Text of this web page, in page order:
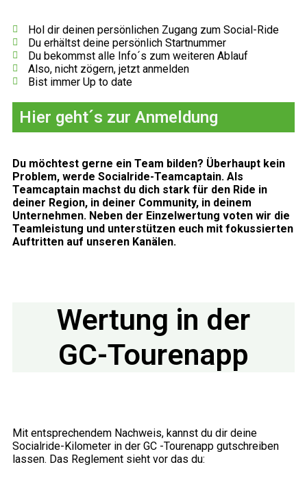
Hol dir deinen persönlichen Zugang zum Social-Ride
Du erhältst deine persönlich Startnummer
Du bekommst alle Info´s zum weiteren Ablauf
Also, nicht zögern, jetzt anmelden
Bist immer Up to date
Hier geht´s zur Anmeldung
Du möchtest gerne ein Team bilden? Überhaupt kein
Problem, werde Socialride-Teamcaptain. Als
Teamcaptain machst du dich stark für den Ride in
deiner Region, in deiner Community, in deinem
Unternehmen. Neben der Einzelwertung voten wir die
Teamleistung und unterstützen euch mit fokussierten
Auftritten auf unseren Kanälen.
Wertung in der
GC-Tourenapp
Mit entsprechendem Nachweis, kannst du dir deine
Socialride-Kilometer in der GC -Tourenapp gutschreiben
lassen. Das Reglement sieht vor das du: